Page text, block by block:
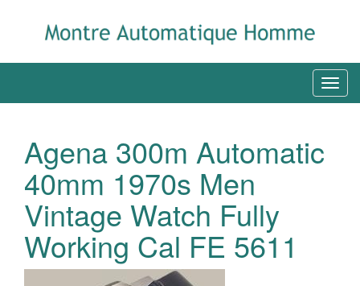
Agena 300m Automatic
40mm 1970s Men
Vintage Watch Fully
Working Cal FE 5611